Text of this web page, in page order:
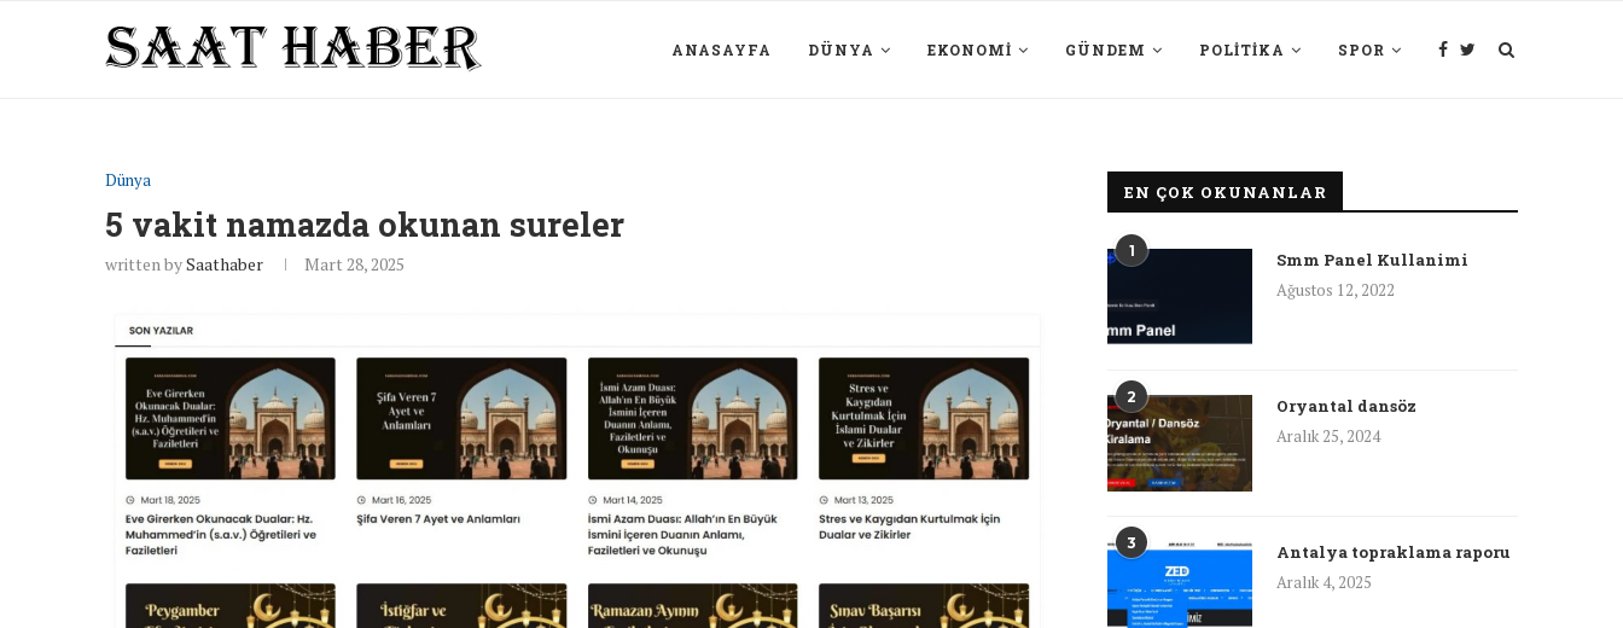
ANASAYFA DÜNYA EKONOMI GÜNDEM POLITIKA SPOR
Dünya
5 vakit namazda okunan sureler
written bySaathaber Mart 28, 2025
EN ÇOK OKUNANLAR
1
Smm Panel Kullanimi
Ağustos 12, 2022
2
Oryantal dansöz
Aralık 25, 2024
3
Antalya topraklama raporu
Aralık 4, 2025